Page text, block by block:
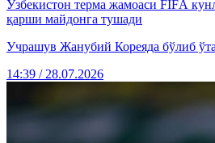
Ўзбекистон терма жамоаси FIFА
қарши майдонга тушади
Учрашув Жанубий Кореяда бўлиб
14:39 / 28.07.2026